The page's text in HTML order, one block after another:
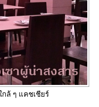
ล้ ๆ แคชเชียร์